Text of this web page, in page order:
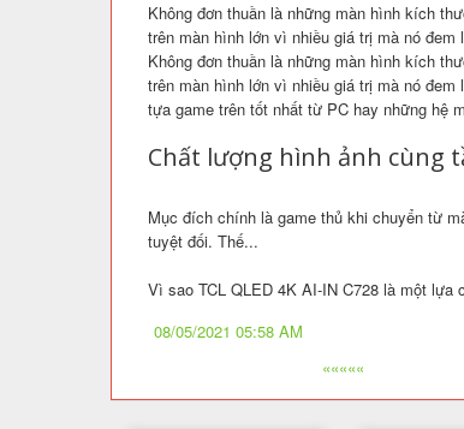
Không đơn thuần là những màn hình kích
trên màn hình lớn vì nhiều giá trị mà nó
Không đơn thuần là những màn hình kích
trên màn hình lớn vì nhiều giá trị mà nó
tựa game trên tốt nhất từ PC hay những hệ
Chất lượng hình ảnh cùng
Mục đích chính là game thủ khi chuyển từ
tuyệt đối. Thế...
Vì sao TCL QLED 4K AI-IN C728 là một lựa
08/05/2021 05:58 AM
«««««